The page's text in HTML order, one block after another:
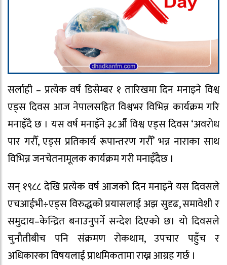
सर्लाही – प्रत्येक वर्ष डिसेम्बर १ तारिखमा दिन मनाइने विश्व
एड्स दिवस आज नेपालसहित विश्वभर विभिन्न कार्यक्रम गरि
मनाइँदै छ । यस वर्ष मनाइँने ३८औँ विश्व एड्स दिवस ‘अवरोध
पार गरौँ, एड्स प्रतिकार्य रूपान्तरण गरौँ’ भन्न नाराका साथ
विभिन्न जनचेतनामूलक कार्यक्रम गरी मनाइँदैछ ।
सन् १९८८ देखि प्रत्येक वर्ष आजको दिन मनाइने यस दिवसले
एचआईभी÷एड्स विरुद्धको प्रयासलाई अझ सुदृढ, समावेशी र
समुदाय–केन्द्रित बनाउनुपर्ने सन्देश दिएको छ। यो दिवसले
चुनौतीबीच पनि संक्रमण रोकथाम, उपचार पहुँच र
अधिकारका विषयलाई प्राथमिकतामा राख्न आग्रह गर्छ ।